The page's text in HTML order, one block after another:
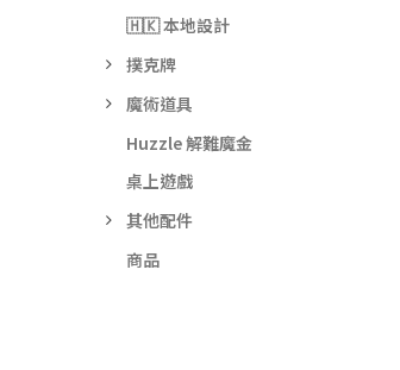
🇭🇰 本地設計
撲克牌
魔術道具
Huzzle 解難魔金
桌上遊戲
其他配件
商品